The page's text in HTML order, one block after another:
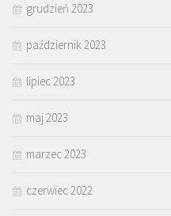
grudzień 2023
październik 2023
lipiec 2023
maj 2023
marzec 2023
czerwiec 2022